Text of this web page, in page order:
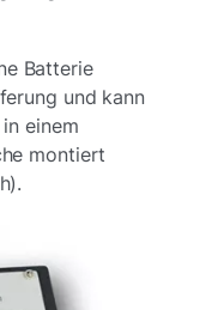
Batterie
und kann
einem
montiert